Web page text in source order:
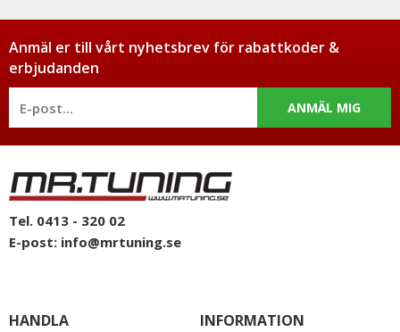
Anmäl er till vårt nyhetsbrev för rabattkoder &
erbjudanden
ANMÄL MIG
Tel. 0413 - 320 02
E-post: info@mrtuning.se
HANDLA INFORMATION